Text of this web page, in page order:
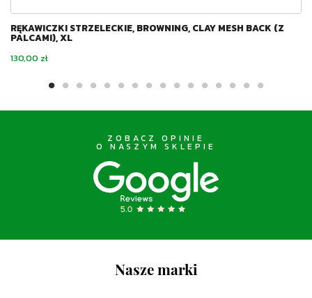
RĘKAWICZKI STRZELECKIE, BROWNING, CLAY MESH BACK (Z
PALCAMI), XL
Cena
130,00 zł
ZOBACZ OPINIE
O NASZYM SKLEPIE
Nasze marki